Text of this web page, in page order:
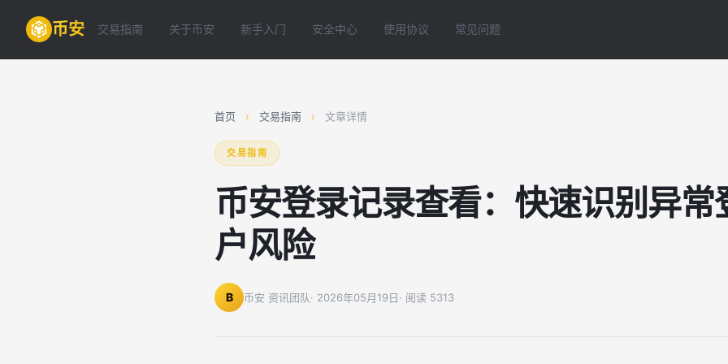
币安 交易指南 关于币安 新手入门 安全中心 使用协议 常见问题
首页 › 交易指南 › 文章详情
交易指南
币安登录记录查看：快速识别异常
户风险
B 币安 资讯团队· 2026年05月19日· 阅读 5313